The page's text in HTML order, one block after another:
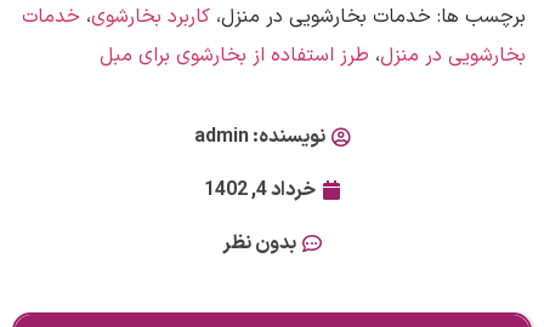
برچسب ها: خدمات بخارشویی در منزل، کاربرد بخارشوی، خدمات
بخارشویی در منزل، طرز استفاده از بخارشوی برای مبل
نویسنده:admin
خرداد 4, 1402
بدون نظر